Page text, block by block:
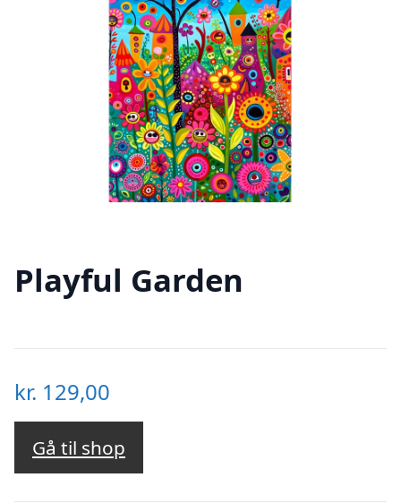
Playful Garden
kr. 129,00
Gå til shop